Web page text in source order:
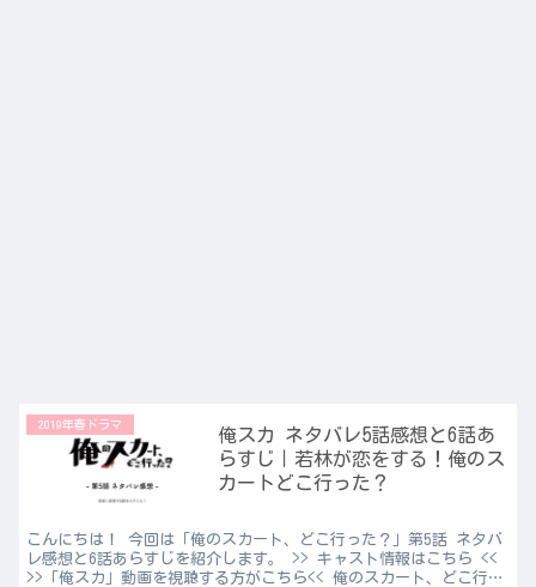
2019年春ドラマ
俺スカ ネタバレ5話感想と6話あ
らすじ｜若林が恋をする！俺のス
カートどこ行った？
こんにちは！ 今回は「俺のスカート、どこ行った？」第5話 ネタバ
レ感想と6話あらすじを紹介します。 >> キャスト情報はこちら <<
>>「俺スカ」動画を視聴する方がこちら<< 俺のスカート、どこ行っ